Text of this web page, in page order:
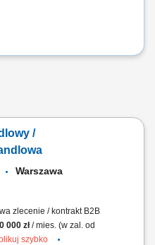
/
Warszawa
zlecenie / kontrakt B2B
000 zł/ mies. (w zal. od
szybko